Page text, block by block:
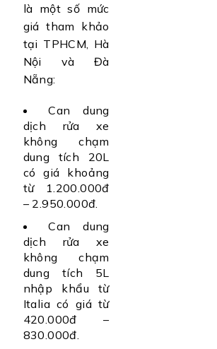
là một số mức
giá tham khảo
tại TPHCM, Hà
Nội và Đà
Nẵng:
Can dung
dịch rửa xe
không chạm
dung tích 20L
có giá khoảng
từ 1.200.000đ
– 2.950.000đ.
Can dung
dịch rửa xe
không chạm
dung tích 5L
nhập khẩu từ
Italia có giá từ
420.000đ –
830.000đ.